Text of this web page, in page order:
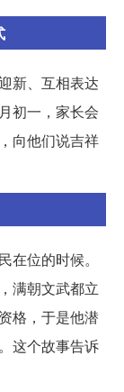
新、互相表达
初一，家长会
向他们说吉祥
位的时候。
满朝文武都立
格，于是他潜
这个故事告诉